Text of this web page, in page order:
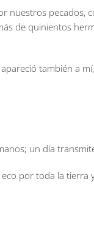
pecados,
de quinientos
también a
un día
por toda la